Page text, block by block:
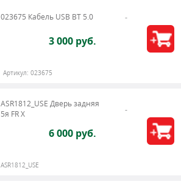
023675 Кабель USB BT 5.0
3 000 руб.
Артикул: 023675
ASR1812_USE Дверь задняя
5я FR X
6 000 руб.
ASR1812_USE